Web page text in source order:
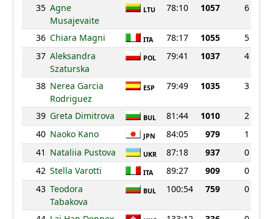
35 Agne
Musajevaite
LTU 78:10 1057 6
36 Chiara Magni ITA 78:17 1055
5
37 Aleksandra
Szaturska
POL 79:41 1037 4
38 Nerea Garcia
Rodriguez
ESP 79:49 1035 3
39 Greta Dimitrova BUL 81:44 1010
2
40 Naoko Kano JPN 84:05 979
1
41 Nataliia Pustova UKR 87:18 937
0
42 Stella Varotti ITA 89:27 909
0
43 Teodora
Tabakova
BUL 100:54 759 0